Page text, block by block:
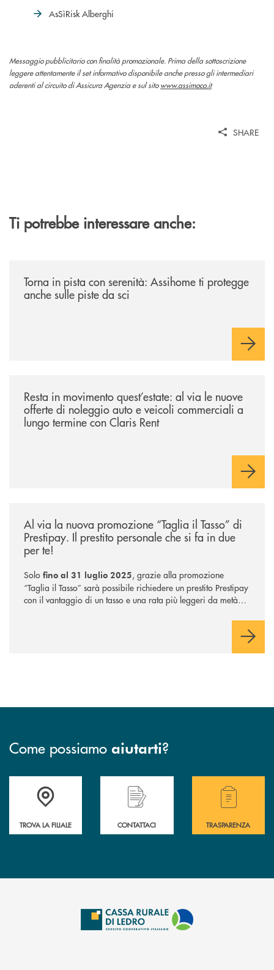
AsSìRisk Alberghi
Messaggio pubblicitario con finalità promozionale. Prima della sottoscrizione
leggere attentamente il set informativo disponibile anche presso gli intermediari
aderenti al circuito di Assicura Agenzia e sul sitowww.assimoco.it
SHARE
Ti potrebbe interessare anche:
Torna in pista con serenità: Assihome ti protegge
anche sulle piste da sci
Resta in movimento quest’estate: al via le nuove
offerte di noleggio auto e veicoli commerciali a
lungo termine con Claris Rent
Al via la nuova promozione “Taglia il Tasso” di
Prestipay. Il prestito personale che si fa in due
per te!
Solo fino al 31 luglio 2025, grazie alla promozione
“Taglia il Tasso” sarà possibile richiedere un prestito Prestipay
con il vantaggio di un tasso e una rata più leggeri da metà
Come possiamo aiutarti?
Accedi all' elenco completo delle filiali .
TROVA LA FILIALE
Hai bisogno di assistenza immediata?
CONTATTACI
Hai bisogno di
TRASPARENZA